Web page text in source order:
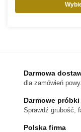
Darmowa
dla zamówień
Darmowe próbki
Sprawdź grubość,
Polska firma